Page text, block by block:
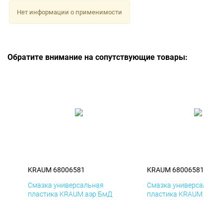
Нет информации о применимости
Обратите внимание на сопутствующие товары:
KRAUM 68006581
Смазка универсальная
пластика KRAUM аэр БмД
KRAUM 68006581
Смазка
пластика